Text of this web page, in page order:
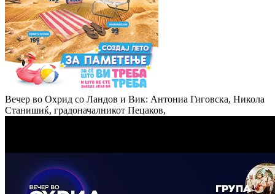
Вечер во Охрид со Ландов и Вик: Антониа Гиговска, Никола
Станишиќ, градоначалникот Пецаков,